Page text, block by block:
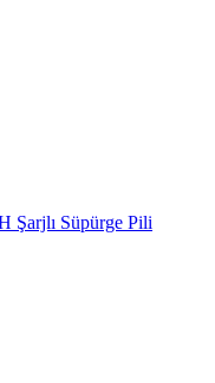
Şarjlı Süpürge Pili